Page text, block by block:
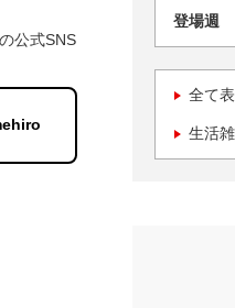
登場週
全て
生活
公式SNS